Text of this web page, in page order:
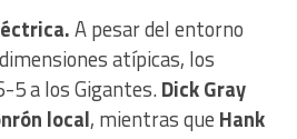
A pesar del entorno
atípicas, los
5 a los Gigantes.Dick Gray
local, mientras que Hank